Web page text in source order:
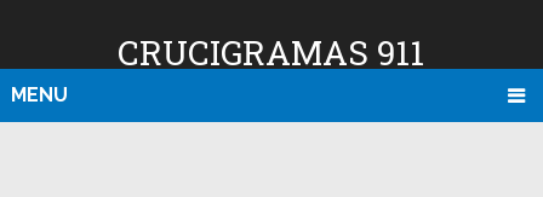
CRUCIGRAMAS 911
MENU